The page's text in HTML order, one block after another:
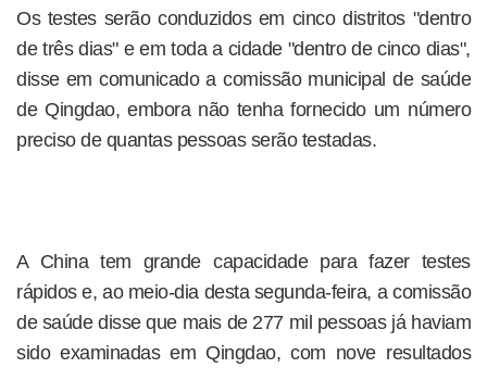
Os testes serão conduzidos em cinco distritos "dentro
de três dias" e em toda a cidade "dentro de cinco dias",
disse em comunicado a comissão municipal de saúde
de Qingdao, embora não tenha fornecido um número
preciso de quantas pessoas serão testadas.
A China tem grande capacidade para fazer testes
rápidos e, ao meio-dia desta segunda-feira, a comissão
de saúde disse que mais de 277 mil pessoas já haviam
sido examinadas em Qingdao, com nove resultados